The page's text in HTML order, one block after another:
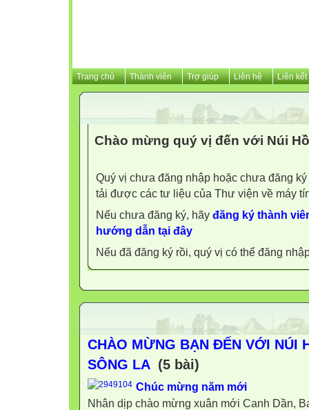
Trang chủ Thành viên Trợ giúp Liên hệ Liên kết
Chào mừng quý vị đến với Núi
Quý vị chưa đăng nhập hoặc chưa đăng
tải được các tư liệu của Thư viện về máy
Nếu chưa đăng ký, hãy đăng ký thành
hướng dẫn tại đây
Nếu đã đăng ký rồi, quý vị có thể đăng
CHÀO MỪNG BẠN ĐẾN VỚI NÚI
SÔNG LA (5 bài)
Chúc mừng năm mới
Nhân dịp chào mừng xuân mới Canh Dần,